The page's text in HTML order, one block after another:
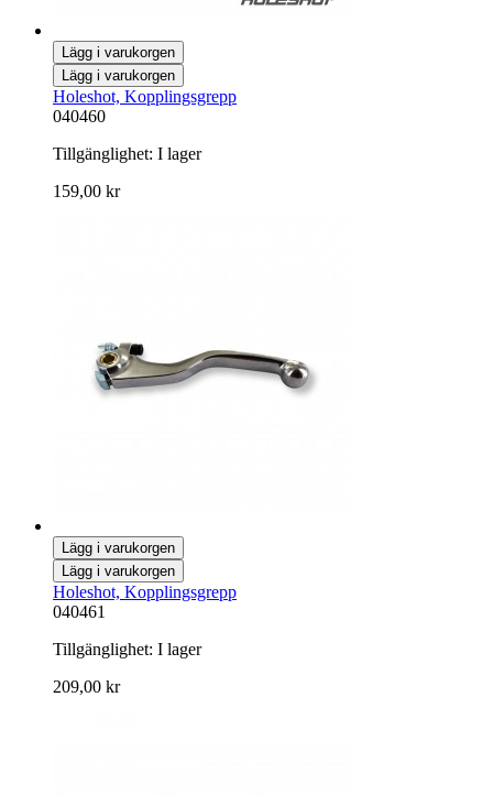
Lägg i varukorgen
Lägg i varukorgen
Holeshot, Kopplingsgrepp
040460
Tillgänglighet: I lager
159,00 kr
Lägg i varukorgen
Lägg i varukorgen
Holeshot, Kopplingsgrepp
040461
Tillgänglighet: I lager
209,00 kr